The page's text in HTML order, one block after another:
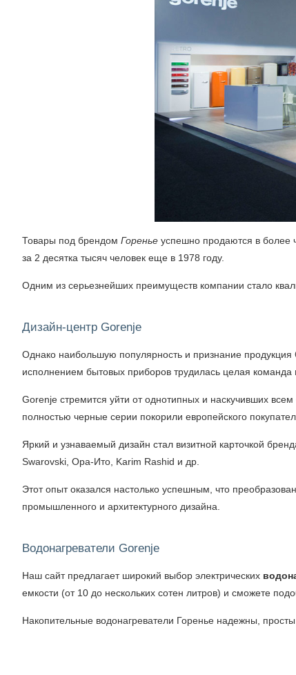
Товары под брендом Горенье успешно продаются в более
за 2 десятка тысяч человек еще в 1978 году.
Одним из серьезнейших преимуществ компании стало
Дизайн-центр Gorenje
Однако наибольшую популярность и признание
исполнением бытовых приборов трудилась целая команда
Gorenje стремится уйти от однотипных и наскучивших
полностью черные серии покорили европейского
Яркий и узнаваемый дизайн стал визитной карточкой
Swarovski, Ора-Ито, Karim Rashid и др.
Этот опыт оказался настолько успешным, что
промышленного и архитектурного дизайна.
Водонагреватели Gorenje
Наш сайт предлагает широкий выбор электрических
емкости (от 10 до нескольких сотен литров) и сможете
Накопительные водонагреватели Горенье надежны,